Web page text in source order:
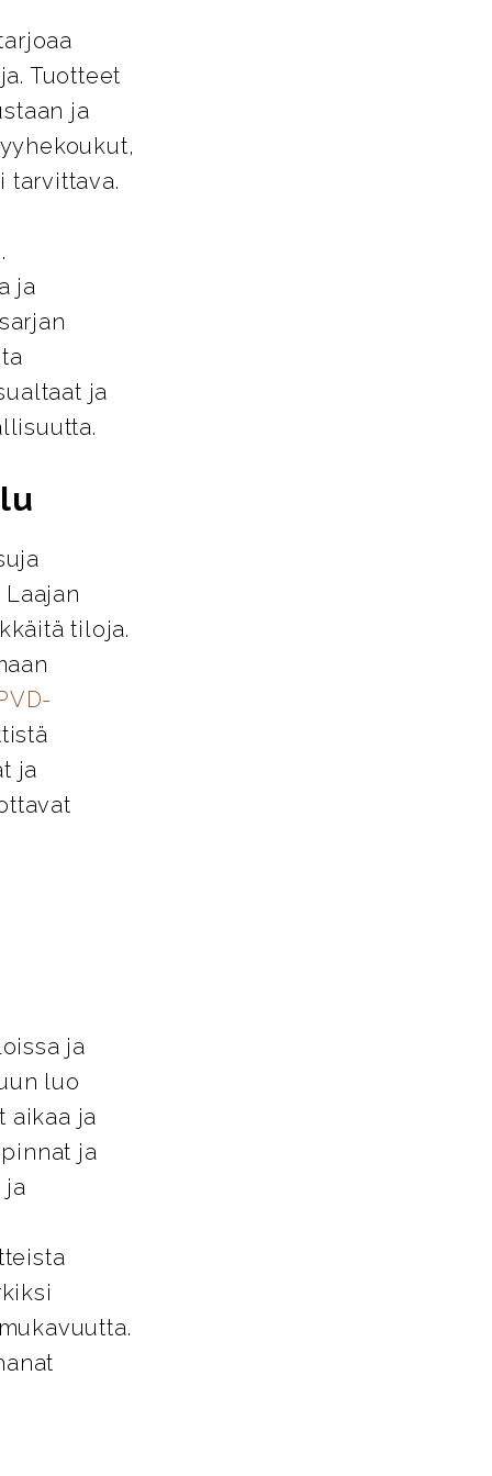
Tuotteet
ja
tarvittava.
ja
ja
tiloja.
ja
ja
luo
aikaa ja
ja
ja